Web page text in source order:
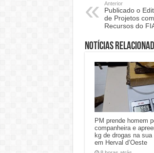
Anterior
Publicado o
de Projetos
Recursos do
Notícias
PM prende homem
companheira e
kg de drogas na sua
em Herval d’Oeste